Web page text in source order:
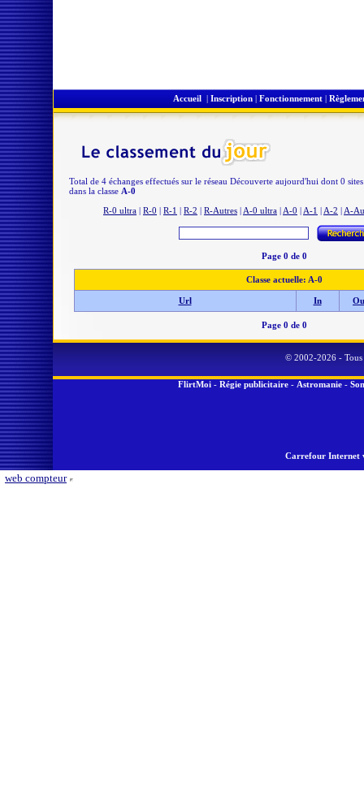
Accueil | Inscription | Fonctionnement |
Total de 4 échanges effectués sur le réseau Découverte aujourd'hui dont 0
dans la classe A-0
R-0 ultra | R-0 | R-1 | R-2 | R-Autres | A-0 ultra | A-0 | A-1 | A-2 | A-
Page 0 de 0
Classe actuelle: A-0
Url In
Page 0 de 0
© 2002-2026 - Tous
FlirtMoi - Régie publicitaire - Astromanie -
Carrefour Internet
web compteur